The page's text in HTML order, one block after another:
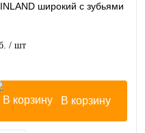
широкий с зубьями
/ шт
В корзину